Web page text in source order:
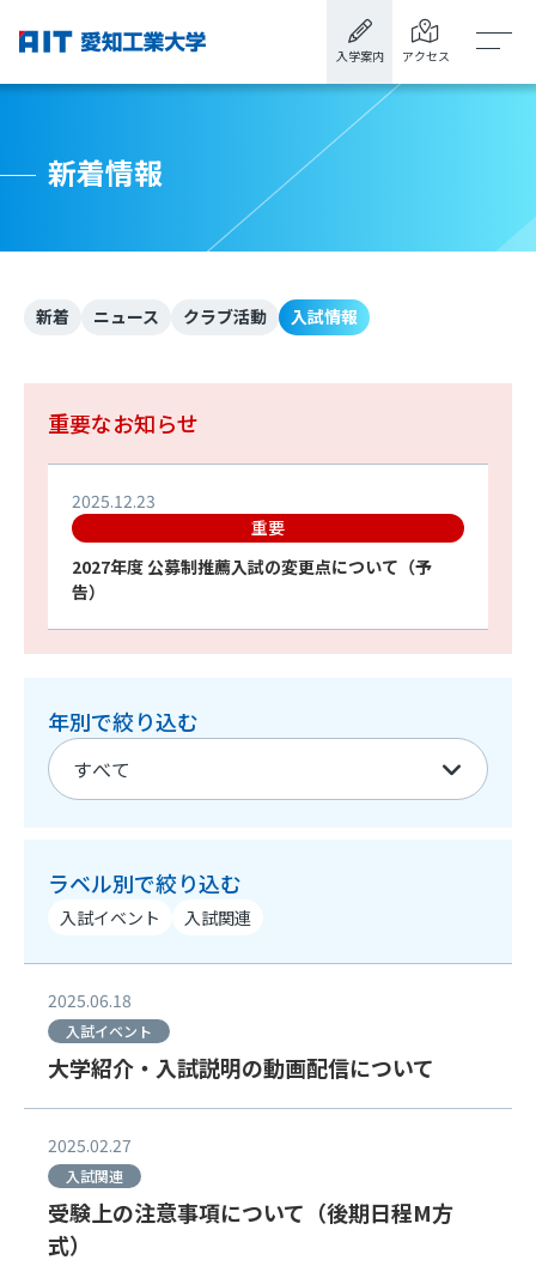
入学案内 アクセス
新着情報
新着 ニュース クラブ活動 入試情報
重要なお知らせ
2025.12.23
重要
2027年度 公募制推薦入試の変更点について（予
告）
年別で絞り込む
ラベル別で絞り込む
入試イベント 入試関連
2025.06.18
入試イベント
大学紹介・入試説明の動画配信について
2025.02.27
入試関連
受験上の注意事項について（後期日程M方
式）